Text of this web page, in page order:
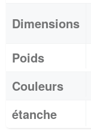
Dimensions
Poids
Couleurs
étanche